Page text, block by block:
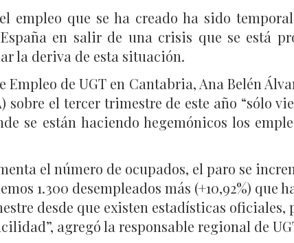
empleo que se ha creado ha sido
en salir de una crisis que se está
la deriva de esta situación.
de UGT en Cantabria, Ana Belén
sobre el tercer trimestre de este año “sólo
se están haciendo hegemónicos los
el número de ocupados, el paro se
1.300 desempleados más (+10,92%) que
desde que existen estadísticas
agregó la responsable regional de